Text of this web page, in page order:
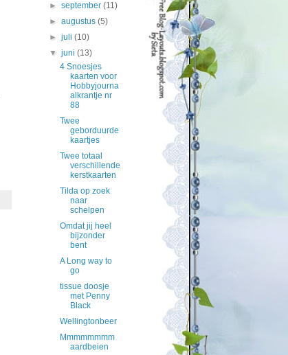
►september(11)
►augustus(5)
►juli(10)
▼juni(13)
4 Snoesjes
kaarten voor
Hobbyjourna
alkrantje nr
88
Twee
geborduurde
kaartjes
Twee totaal
verschillende
kerstkaarten
Tilda op zoek
naar
schelpen
Omdat jij heel
bijzonder
bent
A Long way to
go
tissue doosje
met Penny
Black
Wellingtonbeer
Mmmmmmmm
aardbeien